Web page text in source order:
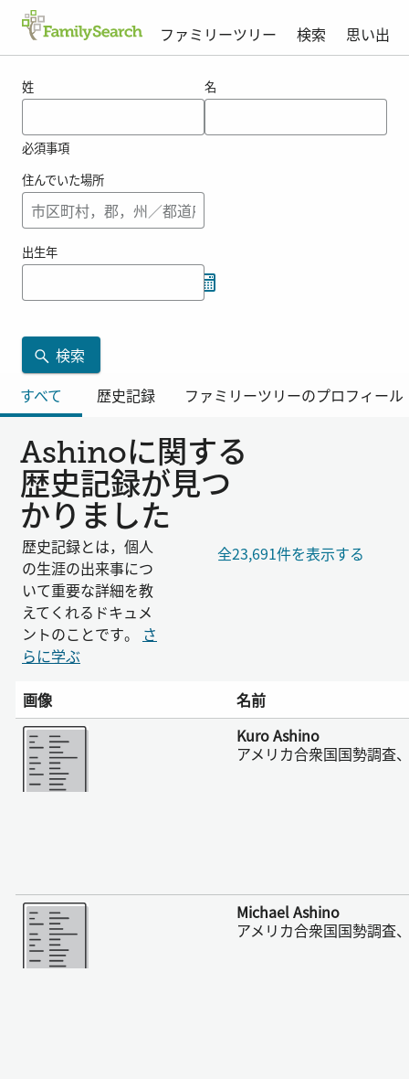
ファミリーツリー 検索
思い出
姓
必須事項
名
住んでいた場所
出生年
検索
すべて
歴史記録 ファミリーツリーのプロフィール
Ashinoに関する
歴史記録が見つ
かりました
歴史記録とは，個人
の生涯の出来事につ
いて重要な詳細を教
えてくれるドキュメ
ントのことです。 さ
らに学ぶ
全23,691件を表示する
画像
名前
さらに表示
Kuro Ashino
アメリカ合衆国国勢調査
さらに表示
Michael Ashino
アメリカ合衆国国勢調査